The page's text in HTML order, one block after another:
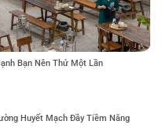
Bạn Nên Thử Một Lần
Huyết Mạch Đầy Tiềm Năng